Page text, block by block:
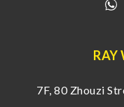
RAY
7F, 80 Zhouzi